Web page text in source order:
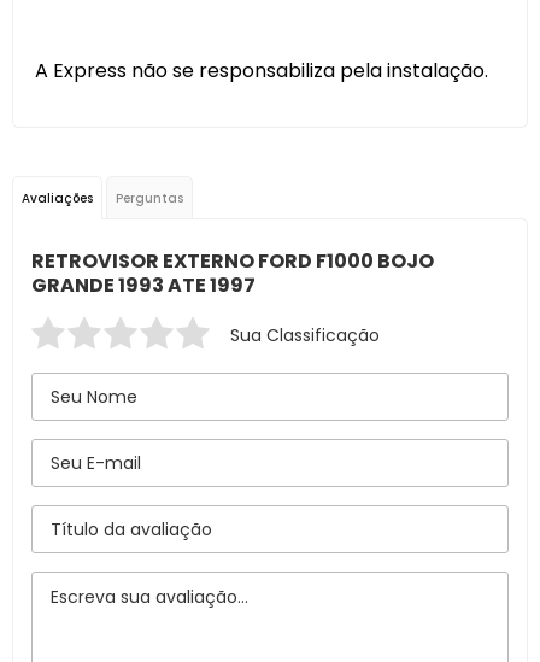
A Express não se responsabiliza pela instalação.
Avaliações Perguntas
RETROVISOR EXTERNO FORD F1000 BOJO
GRANDE 1993 ATE 1997
Sua Classificação